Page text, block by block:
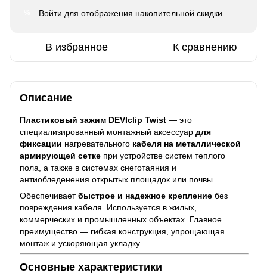
Войти для отображения накопительной скидки
В избранное К сравнению
Описание
Пластиковый зажим DEVIclip Twist — это
специализированный монтажный аксессуар для
фиксации нагревательного кабеля на металлической
армирующей сетке при устройстве систем теплого
пола, а также в системах снеготаяния и
антиобледенения открытых площадок или почвы.
Обеспечиваетбыстрое и надежное крепление без
повреждения кабеля. Используется в жилых,
коммерческих и промышленных объектах. Главное
преимущество — гибкая конструкция, упрощающая
монтаж и ускоряющая укладку.
Основные характеристики